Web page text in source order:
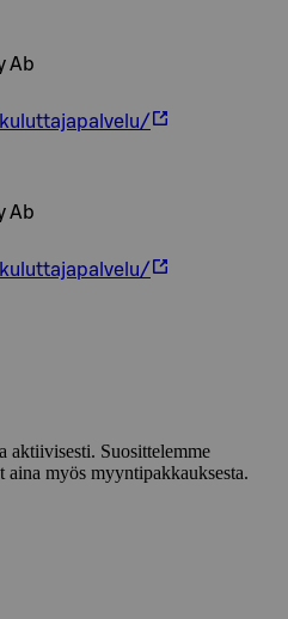
Ab
Ab
aktiivisesti. Suosittelemme
aina myös myyntipakkauksesta.